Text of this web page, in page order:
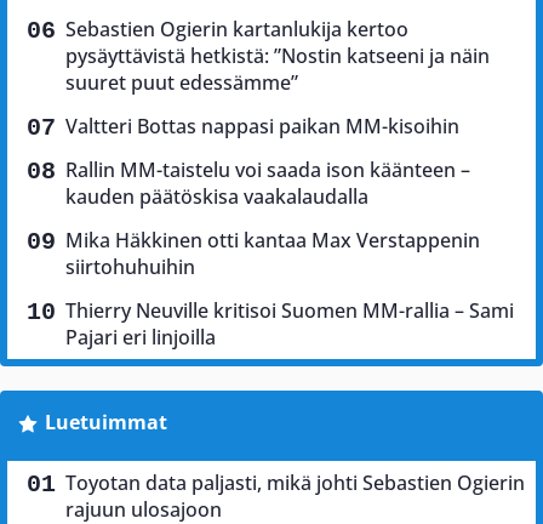
Sebastien Ogierin kartanlukija kertoo
pysäyttävistä hetkistä: ”Nostin katseeni ja näin
suuret puut edessämme”
Valtteri Bottas nappasi paikan MM-kisoihin
Rallin MM-taistelu voi saada ison käänteen –
kauden päätöskisa vaakalaudalla
Mika Häkkinen otti kantaa Max Verstappenin
siirtohuhuihin
Thierry Neuville kritisoi Suomen MM-rallia – Sami
Pajari eri linjoilla
Luetuimmat
Toyotan data paljasti, mikä johti Sebastien Ogierin
rajuun ulosajoon